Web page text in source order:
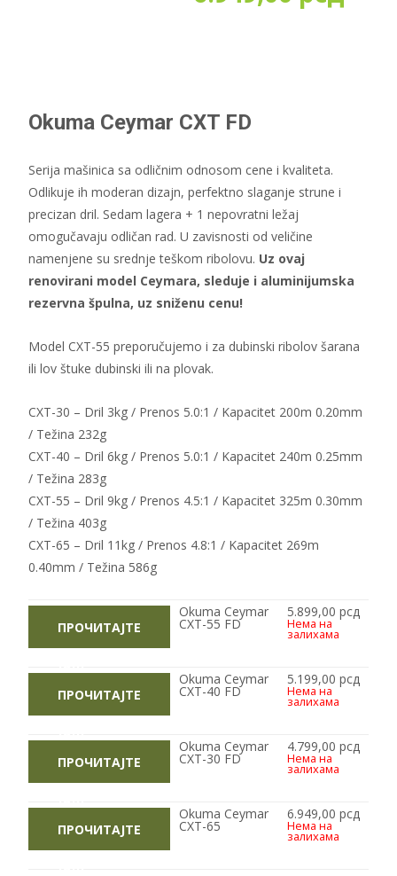
Okuma Ceymar CXT FD
Serija mašinica sa odličnim odnosom cene i kvaliteta.
Odlikuje ih moderan dizajn, perfektno slaganje strune i
precizan dril. Sedam lagera + 1 nepovratni ležaj
omogučavaju odličan rad. U zavisnosti od veličine
namenjene su srednje teškom ribolovu. Uz ovaj
renovirani model Ceymara, sleduje i aluminijumska
rezervna špulna, uz sniženu cenu!
Model CXT-55 preporučujemo i za dubinski ribolov šarana
ili lov štuke dubinski ili na plovak.
CXT-30 – Dril 3kg / Prenos 5.0:1 / Kapacitet 200m 0.20mm
/ Težina 232g
CXT-40 – Dril 6kg / Prenos 5.0:1 / Kapacitet 240m 0.25mm
/ Težina 283g
CXT-55 – Dril 9kg / Prenos 4.5:1 / Kapacitet 325m 0.30mm
/ Težina 403g
CXT-65 – Dril 11kg / Prenos 4.8:1 / Kapacitet 269m
0.40mm / Težina 586g
ПРОЧИТАЈТЕ
ЈОШ
Okuma Ceymar
CXT-55 FD
5.899,00 рсд
Нема на
залихама
ПРОЧИТАЈТЕ
ЈОШ
Okuma Ceymar
CXT-40 FD
5.199,00 рсд
Нема на
залихама
ПРОЧИТАЈТЕ
ЈОШ
Okuma Ceymar
CXT-30 FD
4.799,00 рсд
Нема на
залихама
ПРОЧИТАЈТЕ
Okuma Ceymar
CXT-65
6.949,00 рсд
Нема на
залихама